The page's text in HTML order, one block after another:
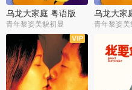
乌龙大家庭 粤语版
青年黎姿美貌初显
乌龙大家
青年黎姿美